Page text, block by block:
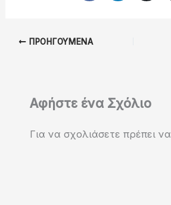
ΠΡΟΗΓΟΎΜΕΝΑ
Αφήστε ένα Σχόλιο
Για να σχολιάσετε πρέπει να